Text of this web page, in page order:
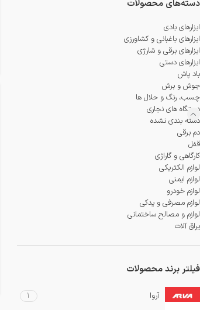
شستشو و نظافت
شیار کن
هویه برقی
دسته‌های محصولات
ابزارهای بادی
ابزارهای باغبانی و کشاورزی
ابزارهای برقی و شارژی
ابزارهای دستی
باد پاش
جوش و برش
چسب، رنگ و حلال ها
دستگاه های نجاری
دسته بندی نشده
دم برقی
قفل
کارگاهی و گاراژی
لوازم الکتریکی
لوازم ایمنی
لوازم خودرو
لوازم مصرفی و یدکی
لوازم و مصالح ساختمانی
یراق آلات
فیلتر برند محصولات
آروا 1